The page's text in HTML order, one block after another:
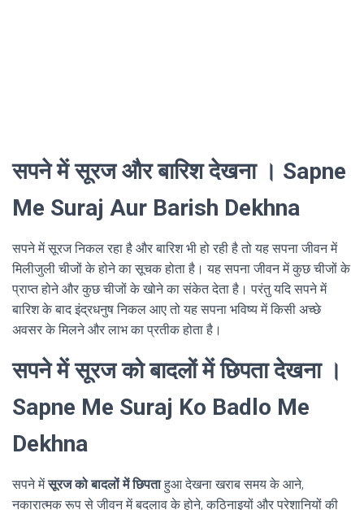
सपने में सूरज और बारिश देखना । Sapne
Me Suraj Aur Barish Dekhna
सपने में सूरज निकल रहा है और बारिश भी हो रही है तो यह सपना जीवन में
मिलीजुली चीजों के होने का सूचक होता है। यह सपना जीवन में कुछ चीजों के
प्राप्त होने और कुछ चीजों के खोने का संकेत देता है। परंतु यदि सपने में
बारिश के बाद इंद्रधनुष निकल आए तो यह सपना भविष्य में किसी अच्छे
अवसर के मिलने और लाभ का प्रतीक होता है।
सपने में सूरज को बादलों में छिपता देखना ।
Sapne Me Suraj Ko Badlo Me
Dekhna
सपने मेंसूरज को बादलों में छिपताहुआ देखना खराब समय के आने,
नकारात्मक रूप से जीवन में बदलाव के होने, कठिनाइयों और परेशानियों की